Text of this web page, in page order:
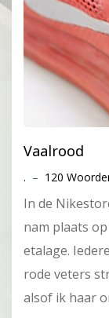
Vaalrood
. – 120
In de
nam plaats
etalage.
rode veters
alsof ik haar